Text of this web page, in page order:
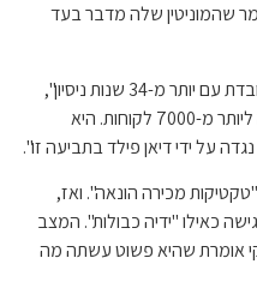
שהמוניטין שלה מדבר בעד
"ויקטוריה גונבלסון היא ברוכת ביטוח מכובדת עם יותר מ-34 שנות ניסיון",
אמרו עורכי הדין שלה לרשת. "היא עזרה ליותר מ-7000 לקוחות. היא
על ידי דיאן פילד בתביעה זו".
מכירה הונאה". ואז,
כאילו "ידיה כבולות". המצב
אומרת שהיא פשוט עשתה מה